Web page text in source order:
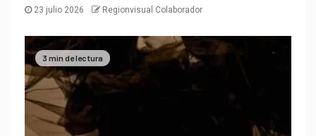
23 julio 2026 Regionvisual Colaborador
3 min de lectura